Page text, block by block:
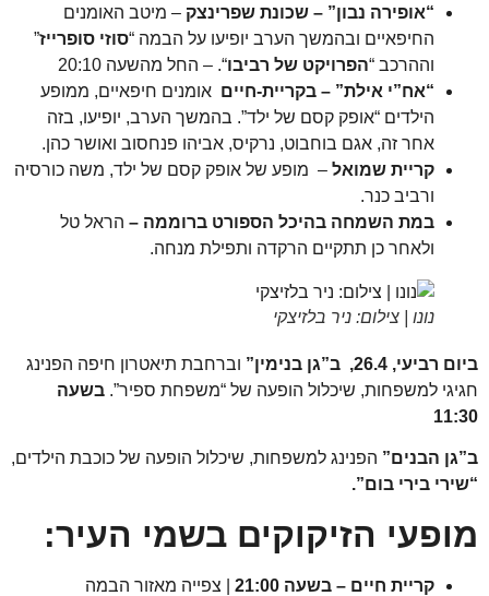
“אופירה נבון” – שכונת שפרינצק– מיטב האומנים
החיפאיים ובהמשך הערב יופיעו על הבמה “סוזי סופרייז”
וההרכב “הפרויקט של רביבו“. – החל מהשעה 20:10
“אח”י אילת” – בקריית-חייםאומנים חיפאיים, ממופע
הילדים “אופק קסם של ילד”. בהמשך הערב, יופיעו, בזה
אחר זה, אגם בוחבוט, נרקיס, אביהו פנחסוב ואושר כהן.
קריית שמואל– מופע של אופק קסם של ילד, משה כורסיה
ורביב כנר.
במת השמחה בהיכל הספורט ברוממה –הראל טל
ולאחר כן תתקיים הרקדה ותפילת מנחה.
נונו | צילום: ניר בלזיצקי
26.4, ב”גן בנימין”
וברחבת תיאטרון חיפה הפנינג
למשפחות, שיכלול הופעה של “משפחת ספיר”.בשעה
הבנים”הפנינג למשפחות, שיכלול הופעה של כוכבת הילדים,
בירי בום”.
הזיקוקים בשמי העיר:
קריית חיים – בשעה 21:00
| צפייה מאזור הבמה